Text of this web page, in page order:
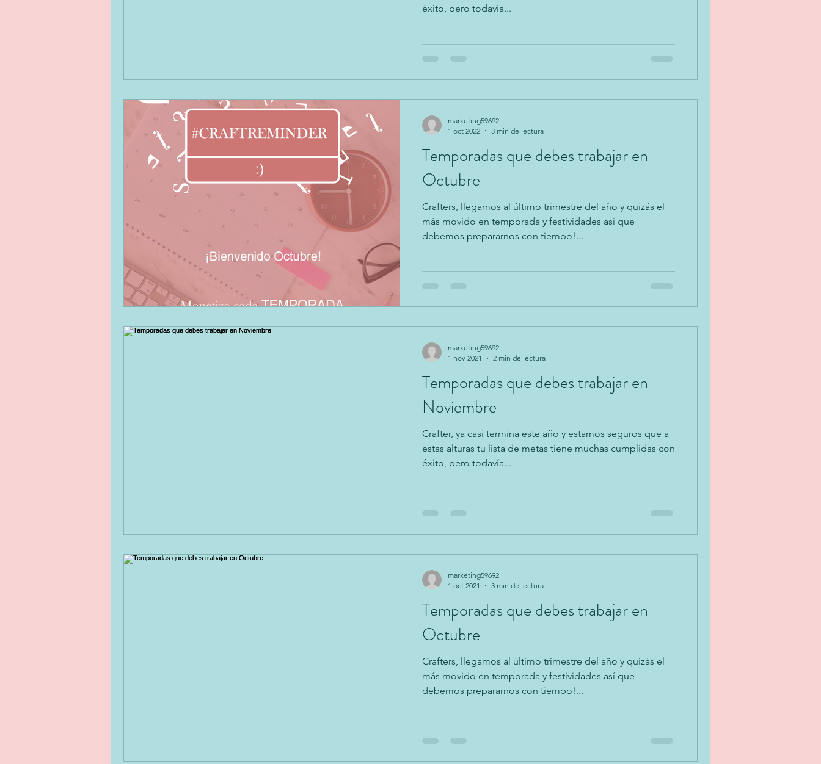
éxito, pero todavía...
Temporadas que debes trabajar en
Octubre
Crafters, llegamos al último trimestre del año y quizás el
más movido en temporada y festividades así que
debemos prepararnos con tiempo!...
marketing59692
1 oct 2022
3 min de lectura
Temporadas que debes trabajar en
Noviembre
Crafter, ya casi termina este año y estamos seguros que a
estas alturas tu lista de metas tiene muchas cumplidas con
éxito, pero todavía...
marketing59692
1 nov 2021
2 min de lectura
Temporadas que debes trabajar en
Octubre
Crafters, llegamos al último trimestre del año y quizás el
más movido en temporada y festividades así que
debemos prepararnos con tiempo!...
marketing59692
1 oct 2021
3 min de lectura